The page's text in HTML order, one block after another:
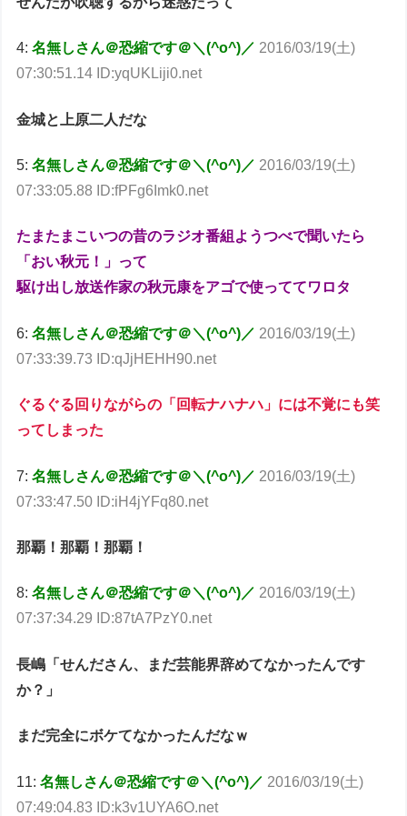
4:名無しさん＠恐縮です＠＼(^o^)／ 2016/03/19(土)
07:30:51.14 ID:yqUKLiji0.net
金城と上原二人だな
5:名無しさん＠恐縮です＠＼(^o^)／ 2016/03/19(土)
07:33:05.88 ID:fPFg6Imk0.net
たまたまこいつの昔のラジオ番組ようつべで聞いたら
「おい秋元！」って
駆け出し放送作家の秋元康をアゴで使っててワロタ
6:名無しさん＠恐縮です＠＼(^o^)／ 2016/03/19(土)
07:33:39.73 ID:qJjHEHH90.net
ぐるぐる回りながらの「回転ナハナハ」には不覚にも笑
ってしまった
7:名無しさん＠恐縮です＠＼(^o^)／ 2016/03/19(土)
07:33:47.50 ID:iH4jYFq80.net
那覇！那覇！那覇！
8:名無しさん＠恐縮です＠＼(^o^)／ 2016/03/19(土)
07:37:34.29 ID:87tA7PzY0.net
長嶋「せんださん、まだ芸能界辞めてなかったんです
か？」
まだ完全にボケてなかったんだなｗ
11:名無しさん＠恐縮です＠＼(^o^)／ 2016/03/19(土)
07:49:04.83 ID:k3v1UYA6O.net